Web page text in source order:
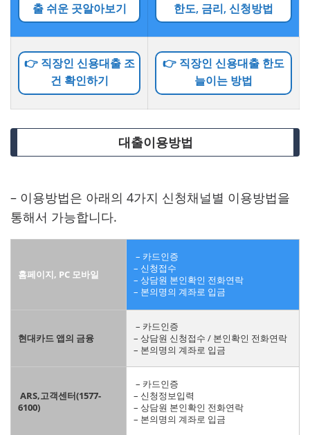
출 쉬운 곳알아보기
한도, 금리, 신청방법
👉 직장인 신용대출 조
건 확인하기
👉 직장인 신용대출 한도
늘이는 방법
대출이용방법
– 이용방법은 아래의 4가지 신청채널별 이용방법을
통해서 가능합니다.
홈페이지, PC 모바일
– 카드인증
– 신청접수
– 상담원 본인확인 전화연락
– 본의명의 계좌로 입금
현대카드 앱의 금융
– 카드인증
– 상담원 신청접수 / 본인확인 전화연락
– 본의명의 계좌로 입금
ARS,고객센터(1577-
6100)
– 카드인증
– 신청정보입력
– 상담원 본인확인 전화연락
– 본의명의 계좌로 입금